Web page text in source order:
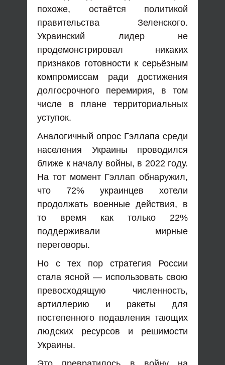
похоже, остаётся политикой
правительства Зеленского.
Украинский лидер не
продемонстрировал никаких
признаков готовности к серьёзным
компромиссам ради достижения
долгосрочного перемирия, в том
числе в плане территориальных
уступок.
Аналогичный опрос Гэллапа среди
населения Украины проводился
ближе к началу войны, в 2022 году.
На тот момент Гэллап обнаружил,
что 72% украинцев хотели
продолжать военные действия, в
то время как только 22%
поддерживали мирные
переговоры.
Но с тех пор стратегия России
стала ясной — использовать свою
превосходящую численность,
артиллерию и ракеты для
постепенного подавления тающих
людских ресурсов и решимости
Украины.